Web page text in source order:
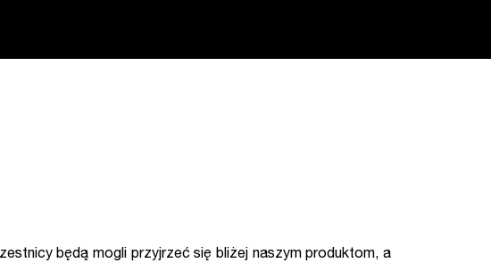
będą mogli przyjrzeć się bliżej naszym produktom, a